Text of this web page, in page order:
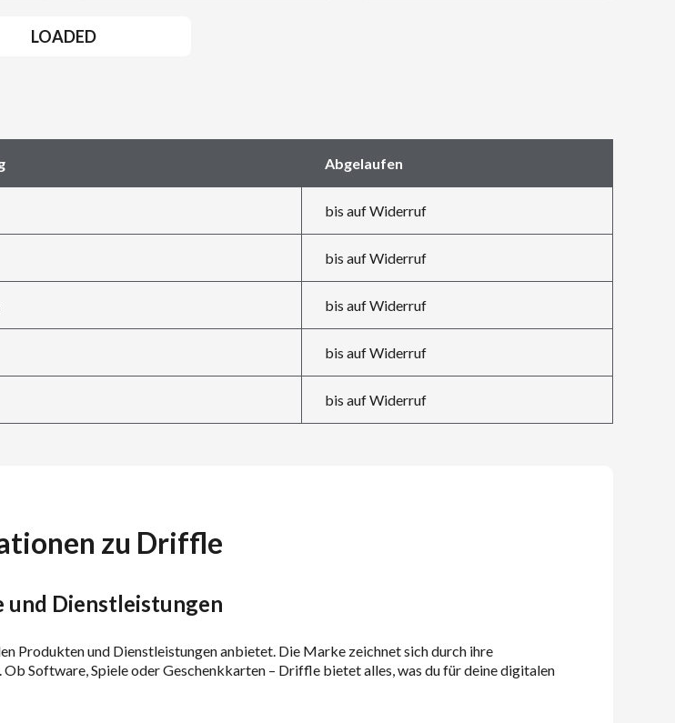
LOADED
Abgelaufen
bis auf Widerruf
bis auf Widerruf
bis auf Widerruf
bis auf Widerruf
bis auf Widerruf
zu Driffle
Dienstleistungen
Produkten und Dienstleistungen anbietet. Die Marke zeichnet sich durch ihre
Software, Spiele oder Geschenkkarten – Driffle bietet alles, was du für deine digitalen